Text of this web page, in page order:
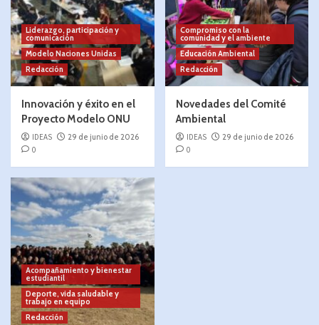
Liderazgo, participación y
comunicación
Modelo Naciones Unidas
Redacción
Innovación y éxito en el
Proyecto Modelo ONU
IDEAS
29 de junio de 2026
0
Compromiso con la
comunidad y el ambiente
Educación Ambiental
Redacción
Novedades del Comité
Ambiental
IDEAS
29 de junio de 2026
0
Acompañamiento y bienestar
estudiantil
Deporte, vida saludable y
trabajo en equipo
Redacción